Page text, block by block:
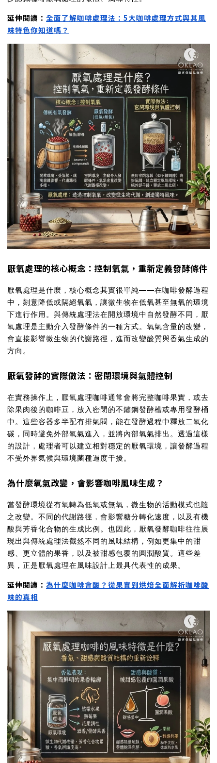
延伸閱讀： 全面了解咖啡處理法：5大咖啡處理方式與其風
味特色你知道嗎？
厭氧處理的核心概念：控制氧氣，重新定義發酵條件
厭氧處理是什麼 ，核心概念其實很單純——在咖啡發酵過程
中，刻意降低或隔絕氧氣，讓微生物在低氧甚至無氧的環境
下進行作用。與傳統處理法在開放環境中自然發酵不同，厭
氧處理是主動介入發酵條件的一種方式。氧氣含量的改變，
會直接影響微生物的代謝路徑，進而改變酸質與香氣生成的
方向。
厭氧發酵的實際做法：密閉環境與氣體控制
在實務操作上， 厭氧處理咖啡通常會將完整咖啡果實，或去
除果肉後的咖啡豆，放入密閉的不鏽鋼發酵槽或專用發酵桶
中。這些容器多半配有排氣閥，能在發酵過程中釋放二氧化
碳，同時避免外部氧氣進入，並將內部氧氣排出。透過這樣
的設計，處理者可以建立相對穩定的厭氧環境，讓發酵過程
不受外界氣候與環境菌種過度干擾。
為什麼氧氣改變，會影響咖啡風味生成？
當發酵環境從有氧轉為低氧或無氧，微生物的活動模式也隨
之改變。不同的代謝路徑，會影響糖分轉化速度，以及有機
酸與芳香化合物的生成比例。也因此， 厭氧發酵咖啡往往展
現出與傳統處理法截然不同的風味結構，例如更集中的甜
感、更立體的果香，以及被甜感包覆的圓潤酸質。這些差
異，正是厭氧處理在風味設計上最具代表性的成果。
延伸閱讀： 為什麼咖啡會酸？從果實到烘焙全面解析咖啡酸
味的真相